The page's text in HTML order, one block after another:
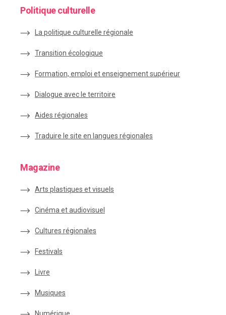
Politique culturelle
La politique culturelle régionale
Transition écologique
Formation, emploi et enseignement supérieur
Dialogue avec le territoire
Aides régionales
Traduire le site en langues régionales
Magazine
Arts plastiques et visuels
Cinéma et audiovisuel
Cultures régionales
Festivals
Livre
Musiques